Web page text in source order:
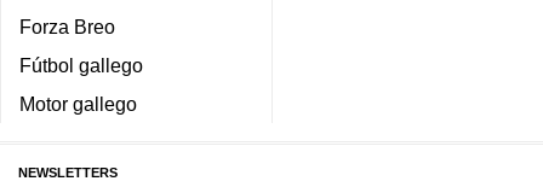
Forza Breo
Fútbol gallego
Motor gallego
NEWSLETTERS